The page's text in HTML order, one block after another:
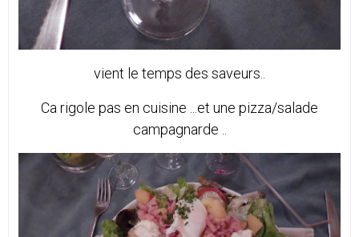
vient le temps des saveurs..
Ca rigole pas en cuisine ...et une pizza/salade
campagnarde ..